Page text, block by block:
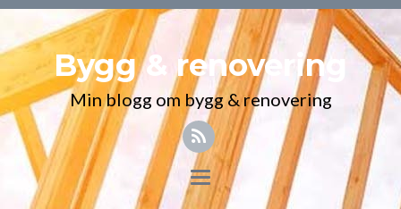
Bygg & renovering
Min blogg om bygg & renovering
Toggle
navigation